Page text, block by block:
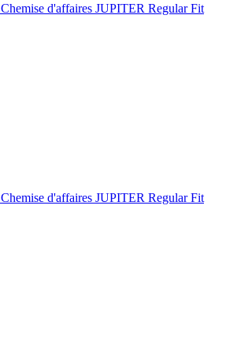
Chemise d'affaires JUPITER Regular Fit
Chemise d'affaires JUPITER Regular Fit